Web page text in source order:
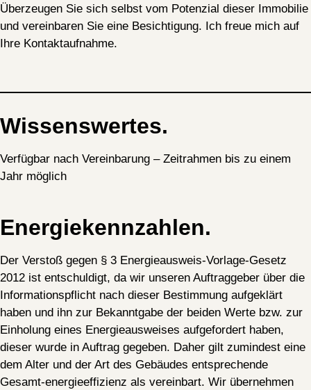
Überzeugen Sie sich selbst vom Potenzial dieser Immobilie
und vereinbaren Sie eine Besichtigung. Ich freue mich auf
Ihre Kontaktaufnahme.
Wissenswertes.
Verfügbar nach Vereinbarung – Zeitrahmen bis zu einem
Jahr möglich
Energiekennzahlen.
Der Verstoß gegen § 3 Energieausweis-Vorlage-Gesetz
2012 ist entschuldigt, da wir unseren Auftraggeber über die
Informationspflicht nach dieser Bestimmung aufgeklärt
haben und ihn zur Bekanntgabe der beiden Werte bzw. zur
Einholung eines Energieausweises aufgefordert haben,
dieser wurde in Auftrag gegeben. Daher gilt zumindest eine
dem Alter und der Art des Gebäudes entsprechende
Gesamt-energieeffizienz als vereinbart. Wir übernehmen